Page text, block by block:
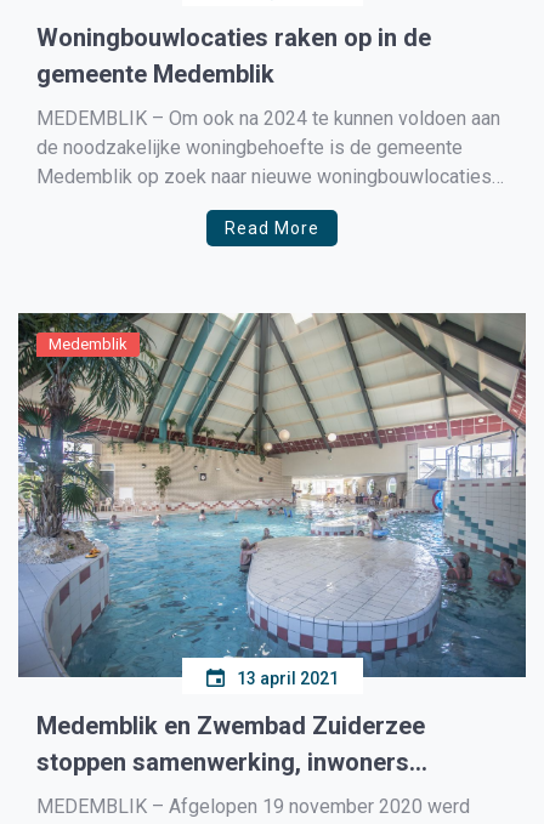
Woningbouwlocaties raken op in de
gemeente Medemblik
MEDEMBLIK – Om ook na 2024 te kunnen voldoen aan
de noodzakelijke woningbehoefte is de gemeente
Medemblik op zoek naar nieuwe woningbouwlocaties
aan de randen van 2 hoofdkernen in de gemeente
Medemblik. Eind dit jaar zal er een onderzoek worden
Read More
Medemblik
13 april 2021
Medemblik en Zwembad Zuiderzee
stoppen samenwerking, inwoners
Medemblik moeten nu elders zwemplezier
MEDEMBLIK – Afgelopen 19 november 2020 werd